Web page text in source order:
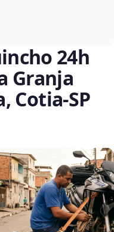
24h
Granja
Cotia‑SP